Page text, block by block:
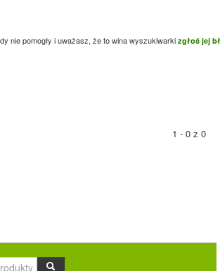
nie pomogły i uważasz, że to wina wyszukiwarki zgłoś jej
1 - 0 z 0